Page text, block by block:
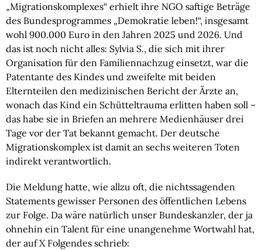
„Migrationskomplexes“ erhielt ihre NGO saftige Beträge
des Bundesprogrammes „Demokratie leben!“, insgesamt
wohl 900.000 Euro in den Jahren 2025 und 2026. Und
das ist noch nicht alles: Sylvia S., die sich mit ihrer
Organisation für den Familiennachzug einsetzt, war die
Patentante des Kindes und zweifelte mit beiden
Elternteilen den medizinischen Bericht der Ärzte an,
wonach das Kind ein Schütteltrauma erlitten haben soll –
das habe sie in Briefen an mehrere Medienhäuser drei
Tage vor der Tat bekannt gemacht. Der deutsche
Migrationskomplex ist damit an sechs weiteren Toten
indirekt verantwortlich.
Die Meldung hatte, wie allzu oft, die nichtssagenden
Statements gewisser Personen des öffentlichen Lebens
zur Folge. Da wäre natürlich unser Bundeskanzler, der ja
ohnehin ein Talent für eine unangenehme Wortwahl hat,
der auf X Folgendes schrieb: